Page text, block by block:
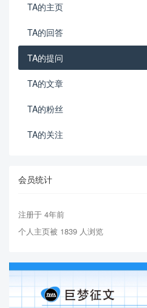
TA的主页
TA的回答
TA的提问
TA的文章
TA的粉丝
TA的关注
会员统计
注册于 4年前
个人主页被 1839 人浏览